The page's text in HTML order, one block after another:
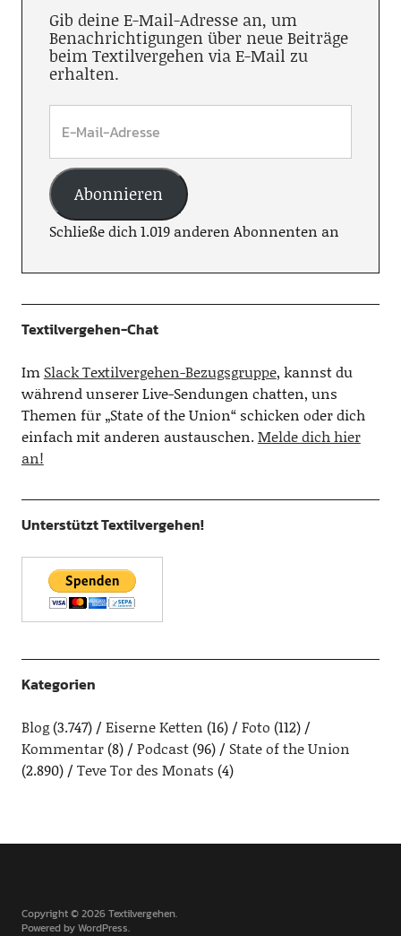
Gib deine E-Mail-Adresse an, um
Benachrichtigungen über neue Beiträge
beim Textilvergehen via E-Mail zu
erhalten.
Abonnieren
Schließe dich 1.019 anderen Abonnenten an
Textilvergehen-Chat
Im Slack Textilvergehen-Bezugsgruppe, kannst du
während unserer Live-Sendungen chatten, uns
Themen für „State of the Union“ schicken oder dich
einfach mit anderen austauschen.Melde dich hier
an!
Unterstützt Textilvergehen!
Kategorien
Blog(3.747) Eiserne Ketten (16) Foto (112)
Kommentar(8) Podcast(96)
State of the Union
(2.890)
Teve Tor des Monats (4)
Copyright © 2026 Textilvergehen
Powered byWordPress